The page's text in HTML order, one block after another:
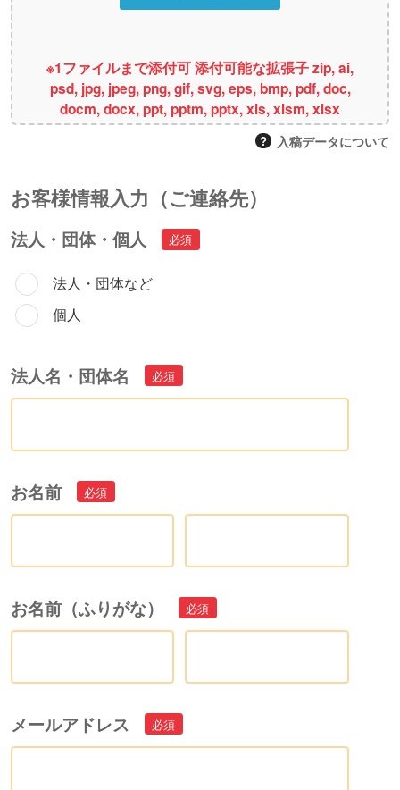
※1ファイルまで添付可 添付可能な拡張子 zip, ai,
psd, jpg, jpeg, png, gif, svg, eps, bmp, pdf, doc,
docm, docx, ppt, pptm, pptx, xls, xlsm, xlsx
入稿データについて
お客様情報⼊⼒（ご連絡先）
法人・団体・個人
法人・団体など
個人
法人名・団体名
お名前
お名前（ふりがな）
メールアドレス